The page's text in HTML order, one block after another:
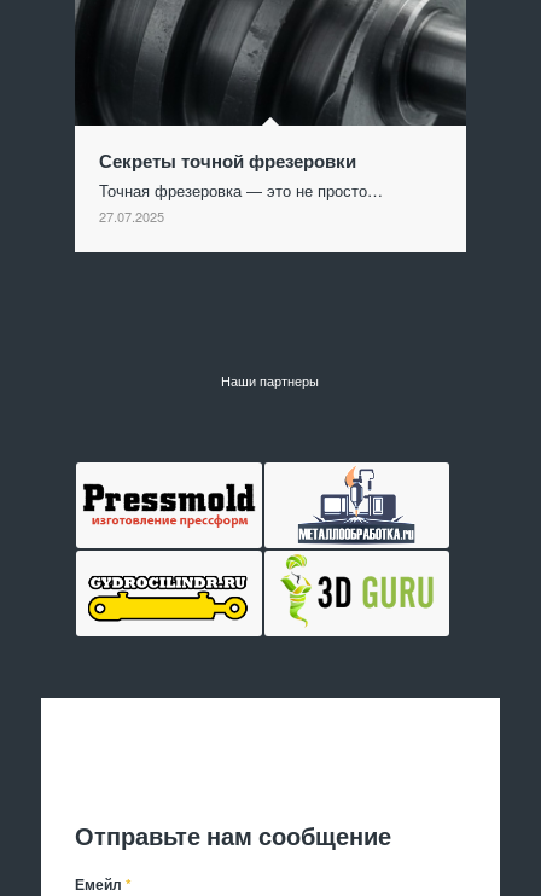
Секреты точной фрезеровки
Точная фрезеровка — это не просто…
27.07.2025
Наши партнеры
Отправьте нам сообщение
Емейл*